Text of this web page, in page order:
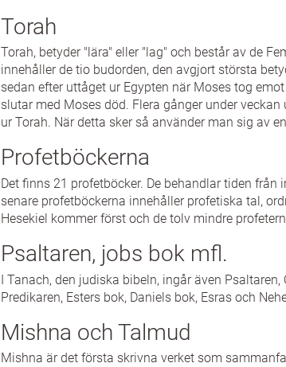
Torah
Torah, betyder "lära" eller "lag" och består av de
innehåller de tio budorden, den avgjort största
sedan efter uttåget ur Egypten när Moses tog
slutar med Moses död. Flera gånger under
ur Torah. När detta sker så använder man sig av
Profetböckerna
Det finns 21 profetböcker. De behandlar tiden
senare profetböckerna innehåller profetiska tal,
Hesekiel kommer först och de tolv mindre
Psaltaren, jobs bok mfl.
I Tanach, den judiska bibeln, ingår även
Predikaren, Esters bok, Daniels bok, Esras och
Mishna och Talmud
Mishna är det första skrivna verket som